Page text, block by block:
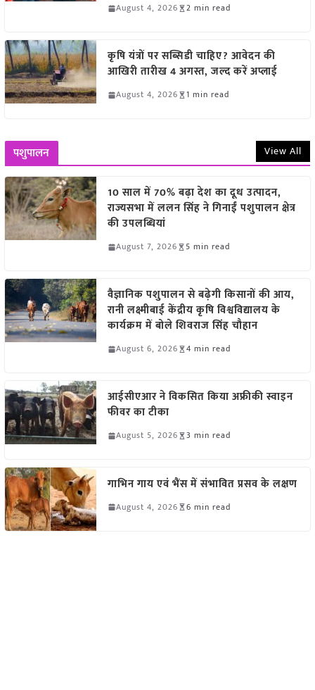
August 4, 2026 2 min read
कृषि यंत्रों पर सब्सिडी चाहिए? आवेदन की
आखिरी तारीख 4 अगस्त, जल्द करें अप्लाई
August 4, 2026 1 min read
पशुपालन View All
10 साल में 70% बढ़ा देश का दूध उत्पादन,
राज्यसभा में ललन सिंह ने गिनाईं पशुपालन क्षेत्र
की उपलब्धियां
August 7, 2026 5 min read
वैज्ञानिक पशुपालन से बढ़ेगी किसानों की आय,
रानी लक्ष्मीबाई केंद्रीय कृषि विश्वविद्यालय के
कार्यक्रम में बोले शिवराज सिंह चौहान
August 6, 2026 4 min read
आईसीएआर ने विकसित किया अफ्रीकी स्वाइन
फीवर का टीका
August 5, 2026 3 min read
गाभिन गाय एवं भैंस में संभावित प्रसव के लक्षण
August 4, 2026 6 min read